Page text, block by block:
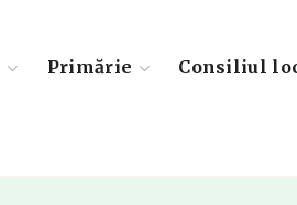
Primărie Consiliul